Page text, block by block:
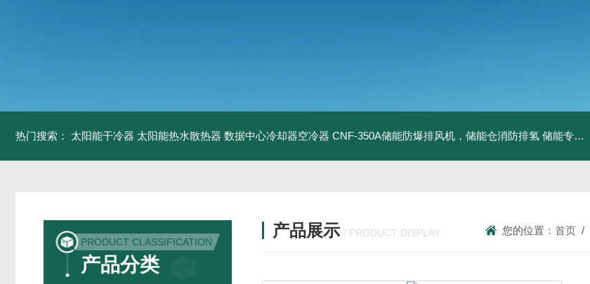
热门搜索： 太阳能干冷器 太阳能热水散热器 数据中心冷却器空冷器 CNF-350A储能防爆排风机，储能仓消防排氢 储能专用风机
PRODUCT CLASSIFICATION
产品分类
产品展示 / PRODUCT DISPLAY 您的位置：首页 /